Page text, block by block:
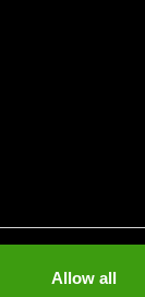
Allow all
Budo
Hurtig levering til en